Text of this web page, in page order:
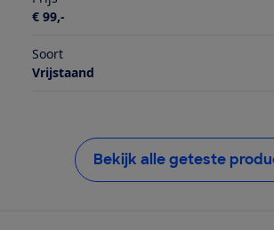
€ 99,-
Soort
Vrijstaand
Bekijk alle geteste